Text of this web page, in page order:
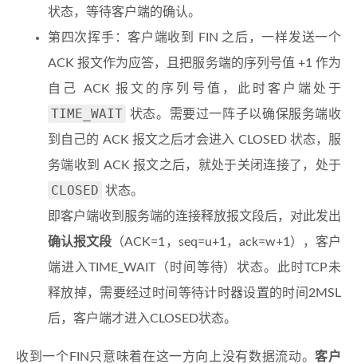
状态，等待客户端的确认。
第四次挥手：客户端收到 FIN 之后，一样发送一个
ACK 报文作为应答，且把服务端的序列号值 +1 作为
自己 ACK 报文的序列号值，此时客户端处于
TIME_WAIT 状态。需要过一阵子以确保服务端收
到自己的 ACK 报文之后才会进入 CLOSED 状态，服
务端收到 ACK 报文之后，就处于关闭连接了，处于
CLOSED 状态。
即客户端收到服务端的连接释放报文段后，对此发出
确认报文段 （ACK=1，seq=u+1，ack=w+1），客户
端进入TIME_WAIT（时间等待）状态。此时TCP未
释放掉，需要经过时间等待计时器设置的时间2MSL
后，客户端才进入CLOSED状态。
收到一个FIN只意味着在这一方向上没有数据流动。客户